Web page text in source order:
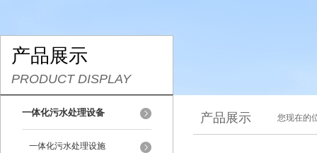
产品展示
PRODUCT DISPLAY
一体化污水处理设备
一体化污水处理设施
产品展示 您现在的